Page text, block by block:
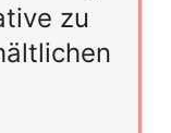
zu